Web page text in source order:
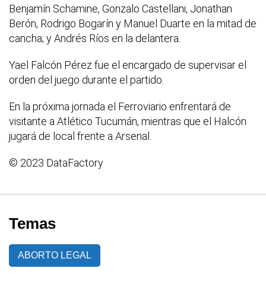
Benjamín Schamine, Gonzalo Castellani, Jonathan
Berón, Rodrigo Bogarín y Manuel Duarte en la mitad de
cancha; y Andrés Ríos en la delantera.
Yael Falcón Pérez fue el encargado de supervisar el
orden del juego durante el partido.
En la próxima jornada el Ferroviario enfrentará de
visitante a Atlético Tucumán, mientras que el Halcón
jugará de local frente a Arsenal.
© 2023 DataFactory
Temas
ABORTO LEGAL